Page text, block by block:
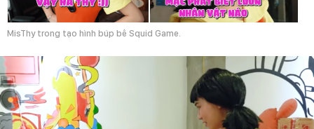
MisThy trong tạo hình búp bê Squid Game.